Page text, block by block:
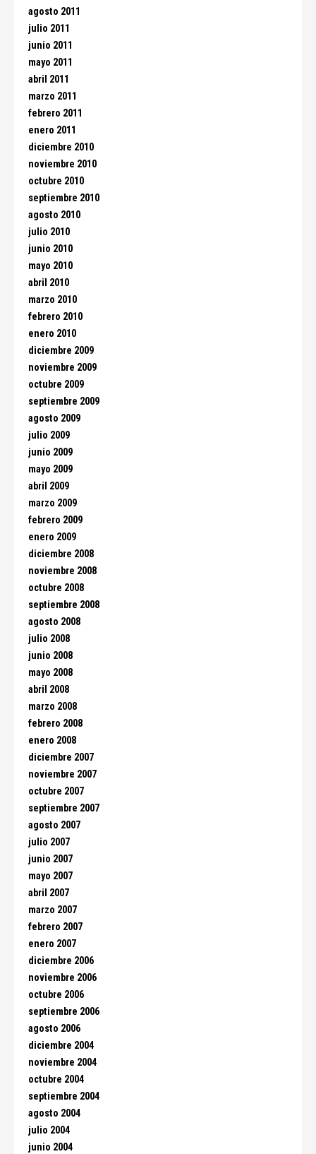
agosto 2011
julio 2011
junio 2011
mayo 2011
abril 2011
marzo 2011
febrero 2011
enero 2011
diciembre 2010
noviembre 2010
octubre 2010
septiembre 2010
agosto 2010
julio 2010
junio 2010
mayo 2010
abril 2010
marzo 2010
febrero 2010
enero 2010
diciembre 2009
noviembre 2009
octubre 2009
septiembre 2009
agosto 2009
julio 2009
junio 2009
mayo 2009
abril 2009
marzo 2009
febrero 2009
enero 2009
diciembre 2008
noviembre 2008
octubre 2008
septiembre 2008
agosto 2008
julio 2008
junio 2008
mayo 2008
abril 2008
marzo 2008
febrero 2008
enero 2008
diciembre 2007
noviembre 2007
octubre 2007
septiembre 2007
agosto 2007
julio 2007
junio 2007
mayo 2007
abril 2007
marzo 2007
febrero 2007
enero 2007
diciembre 2006
noviembre 2006
octubre 2006
septiembre 2006
agosto 2006
diciembre 2004
noviembre 2004
octubre 2004
septiembre 2004
agosto 2004
julio 2004
junio 2004